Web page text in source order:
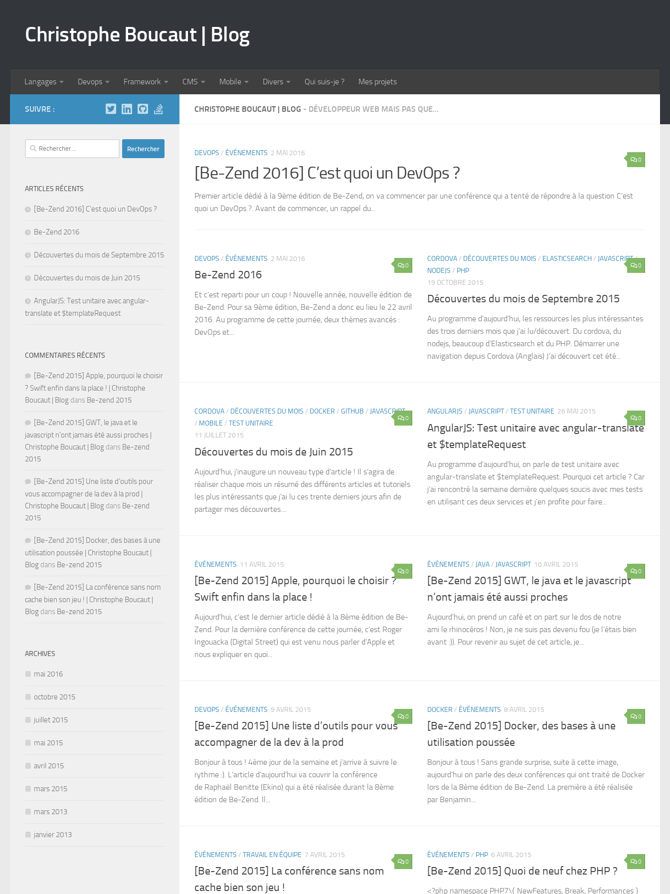
Christophe Boucaut | Blog
Langages Devops Framework CMS Mobile Divers Qui suis-je ? Mes projets
CHRISTOPHE BOUCAUT | BLOG - DÉVELOPPEUR WEB MAIS PAS QUE...
0
DEVOPS / ÉVÉNEMENTS 2 MAI 2016
[Be-Zend 2016] C’est quoi un DevOps ?
Premier article dédié à la 9ème édition de Be-Zend, on va commencer par une conférence qui a tenté de répondre à la question C’est
quoi un DevOps ?. Avant de commencer, un rappel du...
0
DEVOPS / ÉVÉNEMENTS 2 MAI 2016
Be-Zend 2016
Et c’est reparti pour un coup ! Nouvelle année, nouvelle édition de
Be-Zend. Pour sa 9ème édition, Be-Zend a donc eu lieu le 22 avril
2016. Au programme de cette journée, deux thèmes avancés :
DevOps et...
0
CORDOVA/ DÉCOUVERTES DU MOIS / ELASTICSEARCH/ JAVASCRIPT/
NODEJS / PHP
19 OCTOBRE 2015
Découvertes du mois de Septembre 2015
Au programme d’aujourd’hui, les ressources les plus intéressantes
des trois derniers mois que j’ai lu/découvert. Du cordova, du
nodejs, beaucoup d’Elasticsearch et du PHP. Démarrer une
navigation depuis Cordova (Anglais) J’ai découvert cet été...
0
CORDOVA/ DÉCOUVERTES DU MOIS / DOCKER / GITHUB / JAVASCRIPT
/ MOBILE / TEST UNITAIRE
11 JUILLET 2015
Découvertes du mois de Juin 2015
Aujourd’hui, j’inaugure un nouveau type d’article ! Il s’agira de
réaliser chaque mois un résumé des différents articles et tutoriels
les plus intéressants que j’ai lu ces trente derniers jours afin de
partager mes découvertes....
0
ANGULARJS / JAVASCRIPT/ TEST UNITAIRE 26 MAI 2015
AngularJS: Test unitaire avec angular-translate
et $templateRequest
Au programme d’aujourd’hui, on parle de test unitaire avec
angular-translate et $templateRequest. Pourquoi cet article ? Car
j’ai rencontré la semaine dernière quelques soucis avec mes tests
en utilisant ces deux services et j’en profite pour faire...
0
ÉVÉNEMENTS 11 AVRIL 2015
[Be-Zend 2015] Apple, pourquoi le choisir ?
Swift enfin dans la place !
Aujourd’hui, c’est le dernier article dédié à la 8ème édition de Be-
Zend. Pour la dernière conférence de cette journée, c’est Roger
Ingouacka (Digital Street) qui est venu nous parler d’Apple et
nous expliquer en quoi...
0
ÉVÉNEMENTS / JAVA/ JAVASCRIPT 10 AVRIL 2015
[Be-Zend 2015] GWT, le java et le javascript
n’ont jamais été aussi proches
Aujourd’hui, on prend un café et on part sur le dos de notre
ami le rhinocéros ! Non, je ne suis pas devenu fou (je l’étais bien
avant :)). Pour revenir au sujet de cet article, je...
0
DEVOPS / ÉVÉNEMENTS 9 AVRIL 2015
[Be-Zend 2015] Une liste d’outils pour vous
accompagner de la dev à la prod
Bonjour à tous ! 4ème jour de la semaine et j’arrive à suivre le
rythme :). L’article d’aujourd’hui va couvrir la conférence
de Raphaël Benitte (Ekino) qui a été réalisée durant la 8ème
édition de Be-Zend. Il...
0
DOCKER / ÉVÉNEMENTS 8 AVRIL 2015
[Be-Zend 2015] Docker, des bases à une
utilisation poussée
Bonjour à tous ! Sans grande surprise, suite à cette image,
aujourd’hui on parle des deux conférences qui ont traité de Docker
lors de la 8ème édition de Be-Zend. La première a été réalisée
par Benjamin...
0
ÉVÉNEMENTS / TRAVAIL EN ÉQUIPE 7 AVRIL 2015
[Be-Zend 2015] La conférence sans nom
cache bien son jeu !
0
ÉVÉNEMENTS / PHP 6 AVRIL 2015
[Be-Zend 2015] Quoi de neuf chez PHP ?
<?php namespace PHP7\{ NewFeatures, Break, Performances }
SUIVRE :
Rechercher :
ARTICLES RÉCENTS
[Be-Zend 2016] C’est quoi un DevOps ?
Be-Zend 2016
Découvertes du mois de Septembre 2015
Découvertes du mois de Juin 2015
AngularJS: Test unitaire avec angular-
translate et $templateRequest
COMMENTAIRES RÉCENTS
[Be-Zend 2015] Apple, pourquoi le choisir
? Swift enfin dans la place ! | Christophe
Boucaut | Blog dans Be-zend 2015
[Be-Zend 2015] GWT, le java et le
javascript n’ont jamais été aussi proches |
Christophe Boucaut | Blog dans Be-zend
2015
[Be-Zend 2015] Une liste d’outils pour
vous accompagner de la dev à la prod |
Christophe Boucaut | Blog dans Be-zend
2015
[Be-Zend 2015] Docker, des bases à une
utilisation poussée | Christophe Boucaut |
Blog dans Be-zend 2015
[Be-Zend 2015] La conférence sans nom
cache bien son jeu ! | Christophe Boucaut |
Blog dans Be-zend 2015
ARCHIVES
mai 2016
octobre 2015
juillet 2015
mai 2015
avril 2015
mars 2015
mars 2013
janvier 2013